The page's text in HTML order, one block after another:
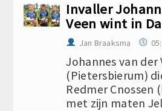
Invaller
Veen wint in
Jan Braaksma
Johannes van der
(Pietersbierum)
Redmer Cnossen
met zijn maten